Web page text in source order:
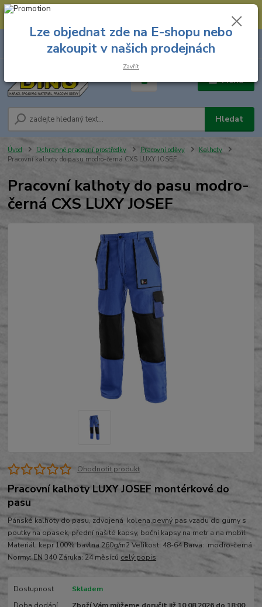
--- Spojovací materiál: 774 431 045 --- Prodejna nářadí: 731 449 423 --
Menu
Hledat
8.00 hod. - 16.00 hod.
za
Úvod Ochranné pracovní prostředky Pracovní oděvy
Kalhoty
Pracovní kalhoty do pasu modro-černá CXS LUXY JOSEF
Pracovní kalhoty do pasu modro-
černá CXS LUXY JOSEF
Ohodnotit produkt
Pracovní kalhoty LUXY JOSEF montérkové do
pasu
Pánské kalhoty do pasu, zdvojená kolena,pevný pas vzadu do gumy s
poutky na opasek, přední našité kapsy, boční kapsy na metr a na mobil
Materiál: kepr 100% bavlna 260g/m2 Velikost: 48-64 Barva: modro-černá
Normy: EN 340 Záruka: 24 měsíců celý popis
Dostupnost
Skladem
Lze objednat zde na E-shopu nebo
zakoupit v našich prodejnách
Zavřít